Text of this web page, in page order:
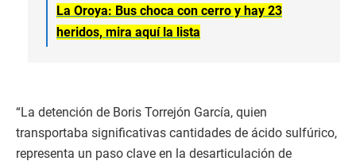
La Oroya: Bus choca con cerro y hay 23
heridos, mira aquí la lista
“La detención de Boris Torrejón García, quien
transportaba significativas cantidades de ácido sulfúrico,
representa un paso clave en la desarticulación de